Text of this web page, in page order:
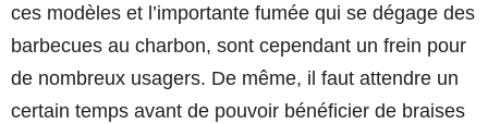
ces modèles et l’importante fumée qui se dégage des
barbecues au charbon, sont cependant un frein pour
de nombreux usagers. De même, il faut attendre un
certain temps avant de pouvoir bénéficier de braises